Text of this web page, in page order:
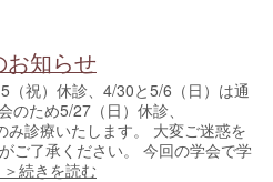
知らせ
（祝）休診、4/30と5/6（日）は通
のため5/27（日）休診、
み診療いたします。 大変ご迷惑を
ご了承ください。 今回の学会で学
＞続きを読む